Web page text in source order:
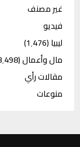
غير مصنف
فيديو
ليبيا(1٬476)
مال وأعمال(3٬498)
مقالات رأي
منوعات